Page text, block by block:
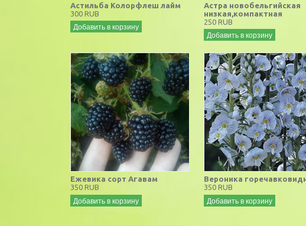
Астильба Колорфлеш лайм
300 RUB
Добавить в корзину
Астра новобельгийская
низкая,компактная
250 RUB
Добавить в корзину
Ежевика сорт Агавам
350 RUB
Добавить в корзину
Вероника
350 RUB
Добавить в корзину